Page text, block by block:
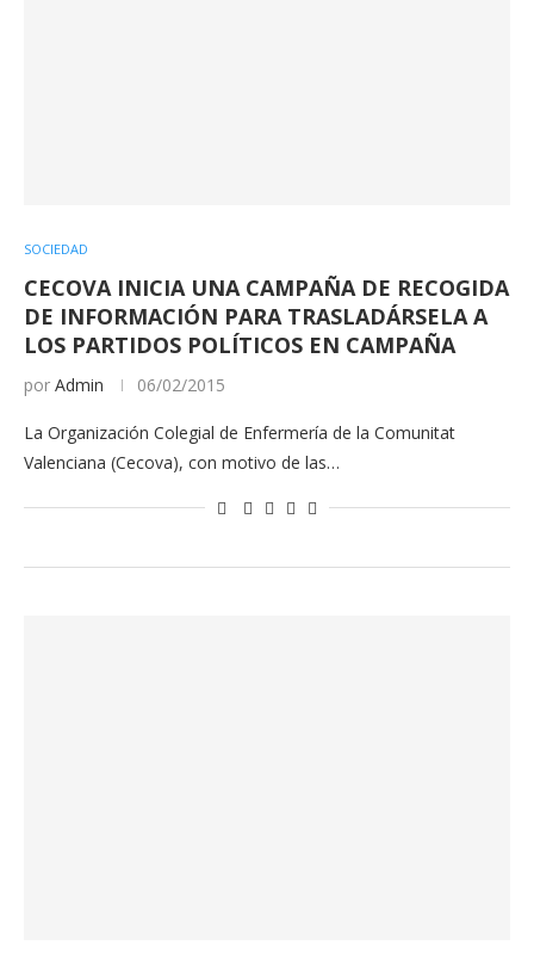
SOCIEDAD
CECOVA INICIA UNA CAMPAÑA DE RECOGIDA
DE INFORMACIÓN PARA TRASLADÁRSELA A
LOS PARTIDOS POLÍTICOS EN CAMPAÑA
por Admin 06/02/2015
La Organización Colegial de Enfermería de la Comunitat
Valenciana (Cecova), con motivo de las…